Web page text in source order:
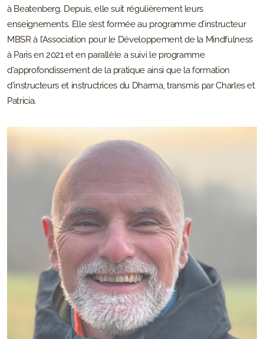
à Beatenberg. Depuis, elle suit régulièrement leurs
enseignements. Elle s’est formée au programme d’instructeur
MBSR à l’Association pour le Développement de la Mindfulness
à Paris en 2021 et en parallèle a suivi le programme
d'approfondissement de la pratique ainsi que la formation
d'instructeurs et instructrices du Dharma, transmis par Charles et
Patricia.